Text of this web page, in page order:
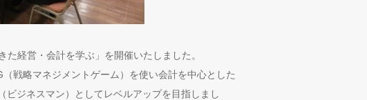
経営・会計を学ぶ」を開催いたしました。
戦略マネジメントゲーム）を使い会計を中心とした
ジネスマン）としてレベルアップを目指しまし